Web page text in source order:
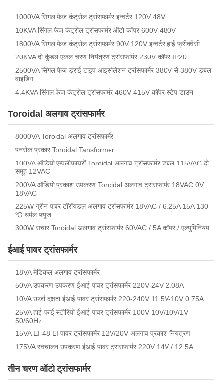
1000VA सिंगल फेज कंट्रोल ट्रांसफार्मर इन्वर्टर 120V 48V
10KVA सिंगल फेज कंट्रोल ट्रांसफार्मर ऑटो कॉपर 600V 480V
1800VA सिंगल फेज कंट्रोल ट्रांसफार्मर 90V 120V इन्वर्टर हाई फ्रीक्वेंसी
20KVA दो कुंडल एकल चरण नियंत्रण ट्रांसफार्मर 230V कॉपर IP20
2500VA सिंगल फेज ड्राई टाइप आइसोलेशन ट्रांसफार्मर 380V से 380V डबल
वाइंडिंग
4.4KVA सिंगल फेज कंट्रोल ट्रांसफार्मर 460V 415V कॉपर स्टेप डाउन
Toroidal अलगाव ट्रांसफार्मर
8000VA Toroidal अलगाव ट्रांसफार्मर
पनरोक प्रकार Toroidal Tansformer
100VA ऑडियो एम्पलीफायरों Toroidal अलगाव ट्रांसफार्मर डबल 115VAC दो
समूह 12VAC
200VA ऑडियो प्रकाश उपकरण Toroidal अलगाव ट्रांसफार्मर 18VAC 0V
18VAC
225W ग्रीन पावर टॉरॉयडल अलगाव ट्रांसफार्मर 18VAC / 6.25A 15A 130
℃ थर्मल फ्यूज
300W संचार Toroidal अलगाव ट्रांसफार्मर 60VAC / 5A कॉपर / एल्युमिनियम
ईआई पावर ट्रांसफार्मर
18VA मेडिकल अलगाव ट्रांसफार्मर
50VA उपकरण उपकरण ईआई पावर ट्रांसफार्मर 220V-24V 2.08A
10VA ऊर्जा दक्षता ईआई पावर ट्रांसफार्मर 220-240V 11.5V-10V 0.75A
25VA हाई-फाई स्टीरियो ईआई पावर ट्रांसफार्मर 100V 10V/10V/1V
50/60Hz
15VA EI-48 EI पावर ट्रांसफार्मर 12V/20V अलगाव प्रकाश नियंत्रण
175VA स्वचालन उपकरण ईआई पावर ट्रांसफार्मर 220V 14V / 12.5A
तीन चरण ऑटो ट्रांसफार्मर